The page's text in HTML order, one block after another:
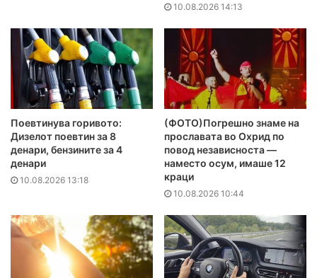
10.08.2026 14:13
Поевтинува горивото:
Дизелот поевтин за 8
денари, бензините за 4
денари
10.08.2026 13:18
(ФОТО)Погрешно знаме на
прославата во Охрид по
повод независноста —
наместо осум, имаше 12
краци
10.08.2026 10:44